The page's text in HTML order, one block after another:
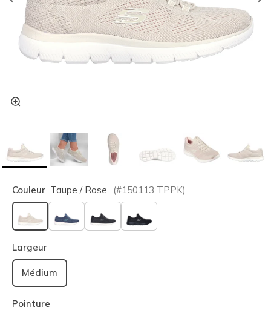
Couleur Taupe / Rose (#150113 TPPK)
sélectionné
Largeur
Médium
Pointure